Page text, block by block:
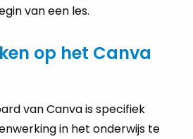
van een les.
op het Canva
van Canva is specifiek
in het onderwijs te